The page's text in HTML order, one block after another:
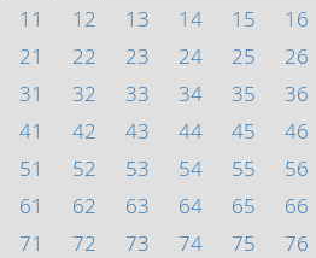
11
12 13 14 15 16
21
22 23 24 25 26
31
32 33 34 35 36
41
42 43 44 45 46
51
52 53 54 55 56
61
62 63 64 65 66
71
72 73 74 75 76